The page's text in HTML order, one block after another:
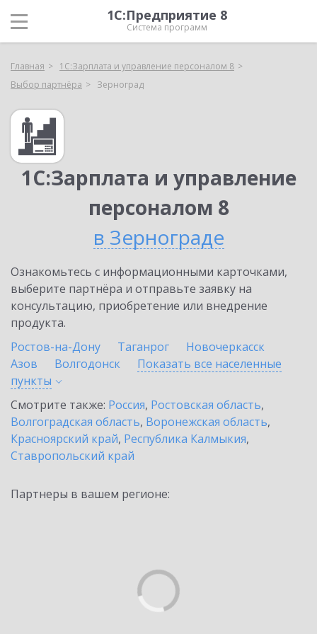
1С:Предприятие 8
Система программ
Главная
1С:Зарплата и управление персоналом 8
Выбор партнёра
Зерноград
1С:Зарплата и управление
персоналом 8
в Зернограде
Ознакомьтесь с информационными карточками,
выберите партнёра и отправьте заявку на
консультацию, приобретение или внедрение
продукта.
Ростов-на-Дону
Таганрог
Новочеркасск
Азов
Волгодонск
Показать все населенные
пункты
Смотрите также: Россия, Ростовская область,
Волгоградская область, Воронежская область,
Красноярский край, Республика Калмыкия,
Ставропольский край
Партнеры в вашем регионе: